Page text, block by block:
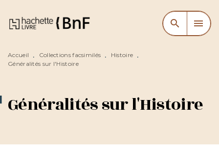
MENU RECHERCHE
CONTENU
search menu
Accueil • Collections facsimilés • Histoire •
Généralités sur l'Histoire
Généralités sur l'Histoire